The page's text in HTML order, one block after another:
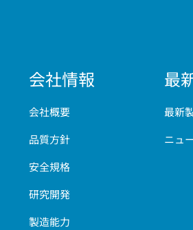
会社情報
会社概要
品質方針
安全規格
研究開発
製造能力
最
最新
ニュ